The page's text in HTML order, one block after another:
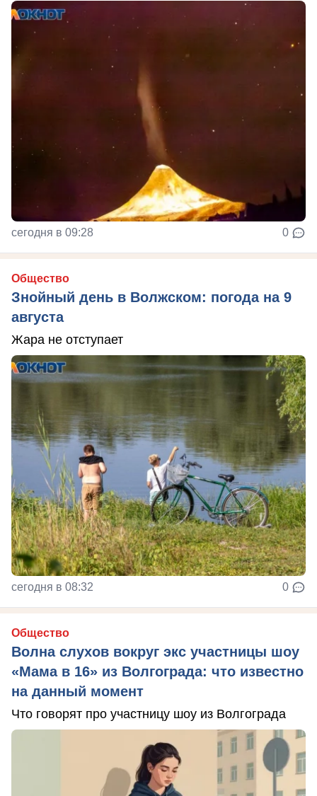
сегодня в 09:28 0
Общество
Знойный день в Волжском: погода на 9
августа
Жара не отступает
сегодня в 08:32 0
Общество
Волна слухов вокруг экс участницы шоу
«Мама в 16» из Волгограда: что известно
на данный момент
Что говорят про участницу шоу из Волгограда